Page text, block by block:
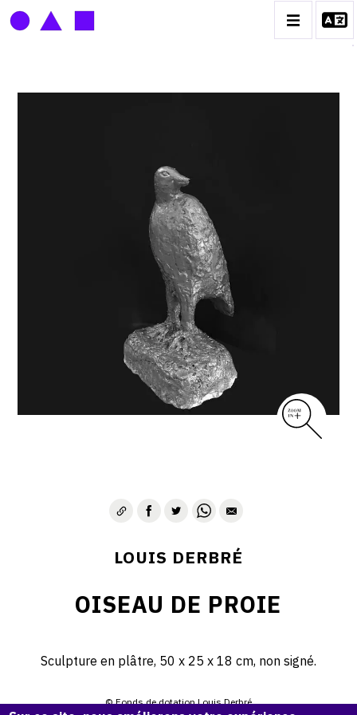
BIOGRAPHIE
CATALOGUE DES OEUVRES
CONTACT
LOUIS DERBRÉ
OISEAU DE PROIE
Sculpture en plâtre, 50 x 25 x 18 cm, non signé.
© Fonds de dotation Louis Derbré